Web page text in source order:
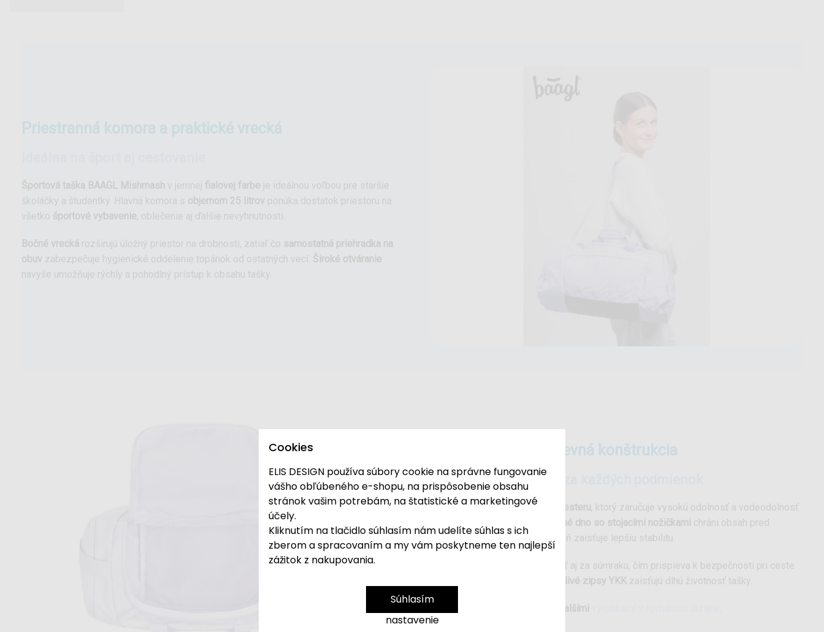
priestranná komora a praktické vrecká
Športová taška BAAGL Mishmash v jemnej fialovej farbe je ideálnou voľbou pre staršie
školáčky a študentky. Hlavná komora s objemom 25 litrov ponúka dostatok priestoru na
všetko športové vybavenie, oblečenie aj ďalšie nevyhnutnosti.
Bočné vrecká rozširujú úložný priestor na drobnosti, zatiaľ čo samostatná priehradka na
obuv zabezpečuje hygienické oddelenie topánok od ostatných vecí. Široké otváranie
navyše umožňuje rýchly a pohodlný prístup k obsahu tašky.
odolné materiály a pevná konštrukcia
Bezpečnosť a ochrana za každých podmienok
Taška je vyrobená zo100 % polyesteru, ktorý zaručuje vysokú odolnosť a vodeodolnosť
Pevné dno so stojacími nožičkami chráni obsah pred
vlhkosťou a nečistotami a zároveň zaisťuje lepšiu stabilitu.
zvyšuje viditeľnosť aj za súmraku, čím prispieva k bezpečnosti pri ceste
Spoľahlivé zipsy YKK zaisťujú dlhú životnosť tašky.
môžete doplniť ďalšími
Cookies
ELIS DESIGN používa súbory cookie na správne fungovanie
vášho obľúbeného e-shopu, na prispôsobenie obsahu
stránok vašim potrebám, na štatistické a marketingové
účely.
Kliknutím na tlačidlo súhlasím nám udelíte súhlas s ich
zberom a spracovaním a my vám poskytneme ten najlepší
zážitok z nakupovania.
Súhlasím
nastavenie